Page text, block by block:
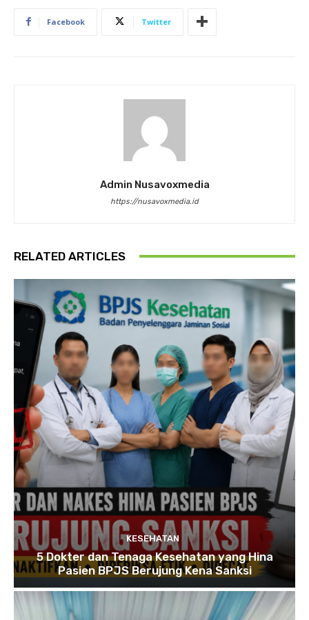
Facebook Twitter
Admin Nusavoxmedia
https://nusavoxmedia.id
RELATED ARTICLES
KESEHATAN
5 Dokter dan Tenaga Kesehatan yang Hina
Pasien BPJS Berujung Kena Sanksi